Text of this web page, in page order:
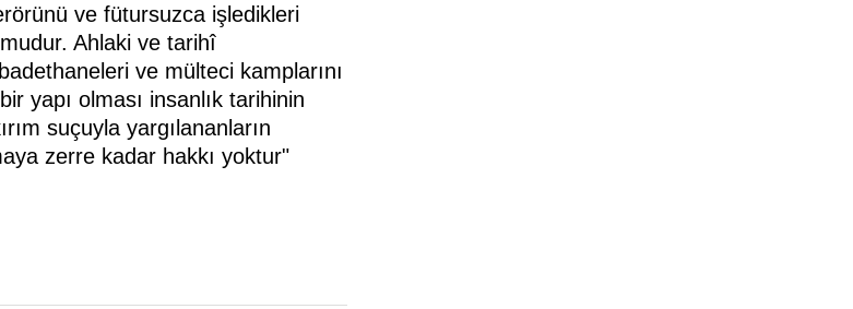
ve fütursuzca işledikleri
Ahlaki ve tarihî
ve mülteci kamplarını
yapı olması insanlık tarihinin
suçuyla yargılananların
zerre kadar hakkı yoktur"